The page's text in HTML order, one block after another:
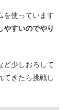
を使っています
やすいのでやり
ど少しおろして
てきたら挑戦し